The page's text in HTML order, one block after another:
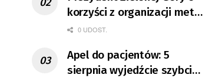
korzyści z organizacji mety
Tour de Pologne
0 UDOST.
Apel do pacjentów: 5
sierpnia wyjedźcie szybciej